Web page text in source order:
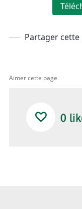
Partager cette
Aimer cette page
0